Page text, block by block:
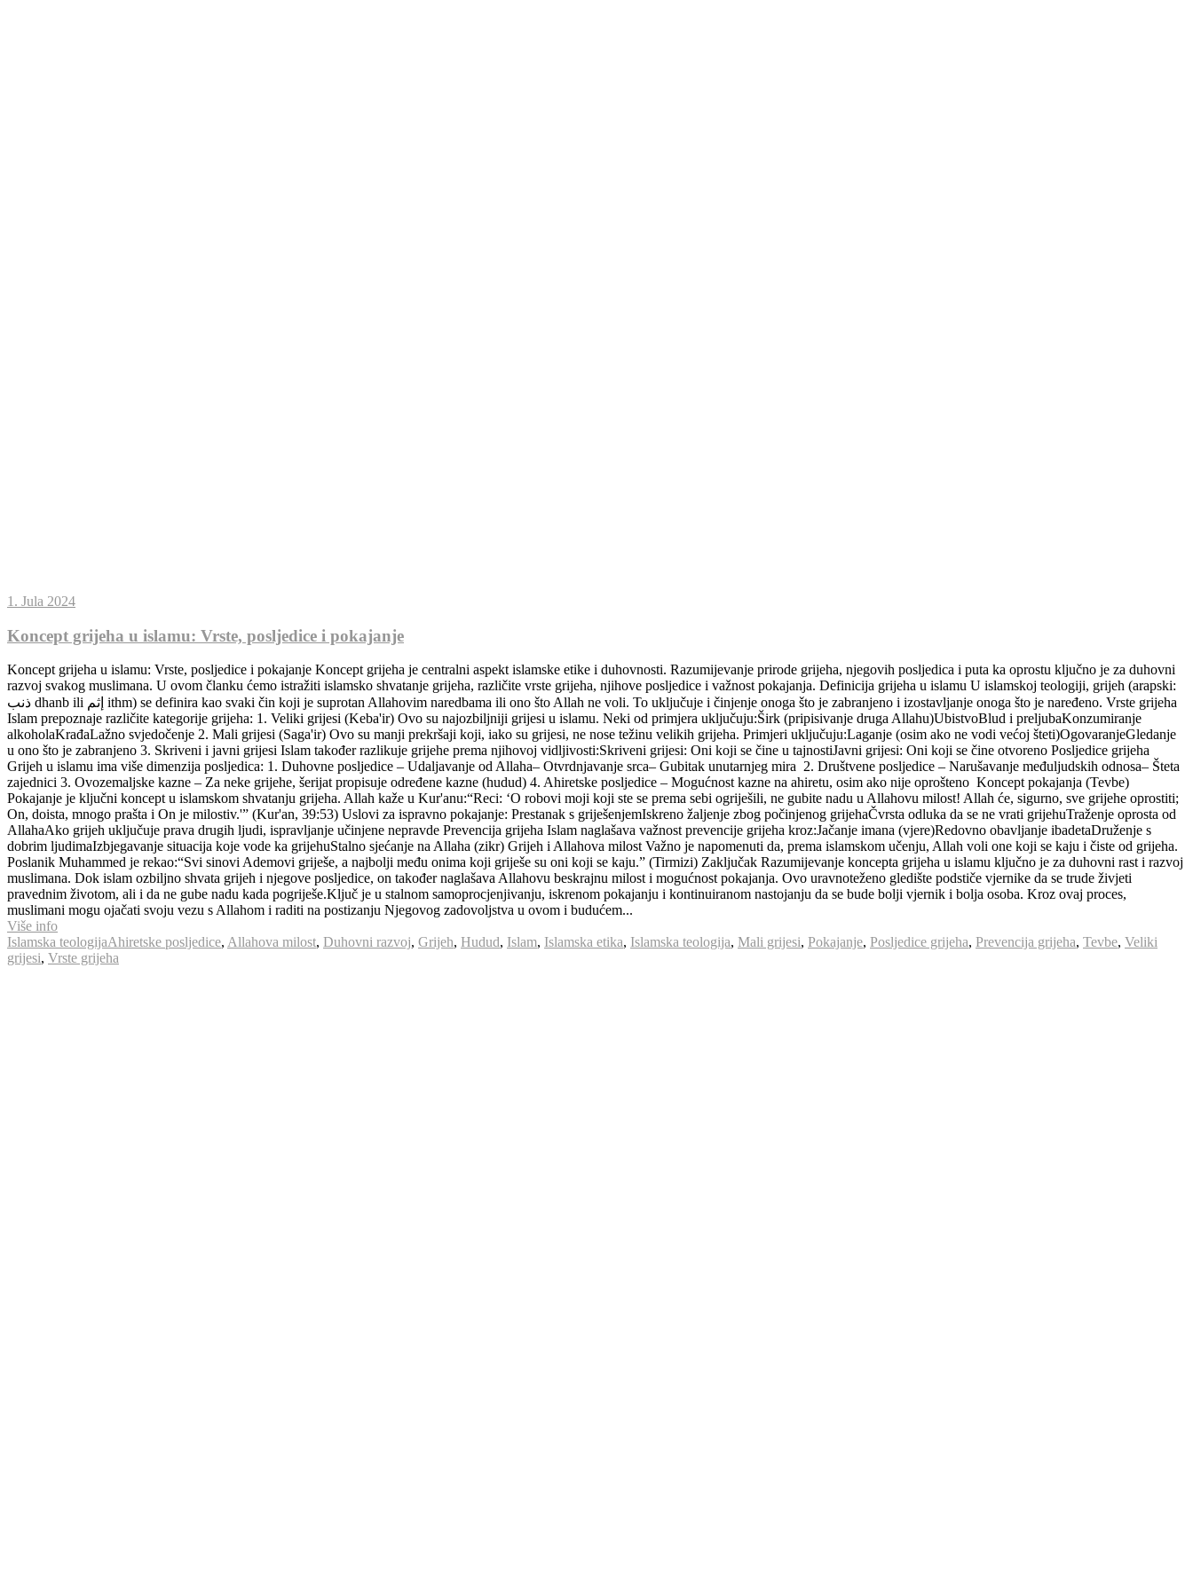
1. Jula 2024
Koncept grijeha u islamu: Vrste, posljedice i pokajanje
Koncept grijeha u islamu: Vrste, posljedice i pokajanje Koncept grijeha je centralni aspekt islamske etike i duhovnosti. Razumijevanje prirode grijeha, njegovih posljedica i puta ka oprostu ključno je za duhovni
razvoj svakog muslimana. U ovom članku ćemo istražiti islamsko shvatanje grijeha, različite vrste grijeha, njihove posljedice i važnost pokajanja. Definicija grijeha u islamu U islamskoj teologiji, grijeh (arapski:
ذنب dhanb ili إثم ithm) se definira kao svaki čin koji je suprotan Allahovim naredbama ili ono što Allah ne voli. To uključuje i činjenje onoga što je zabranjeno i izostavljanje onoga što je naređeno. Vrste grijeha
Islam prepoznaje različite kategorije grijeha: 1. Veliki grijesi (Keba'ir) Ovo su najozbiljniji grijesi u islamu. Neki od primjera uključuju:Širk (pripisivanje druga Allahu)UbistvoBlud i preljubaKonzumiranje
alkoholaKrađaLažno svjedočenje 2. Mali grijesi (Saga'ir) Ovo su manji prekršaji koji, iako su grijesi, ne nose težinu velikih grijeha. Primjeri uključuju:Laganje (osim ako ne vodi većoj šteti)OgovaranjeGledanje
u ono što je zabranjeno 3. Skriveni i javni grijesi Islam također razlikuje grijehe prema njihovoj vidljivosti:Skriveni grijesi: Oni koji se čine u tajnostiJavni grijesi: Oni koji se čine otvoreno Posljedice grijeha
Grijeh u islamu ima više dimenzija posljedica: 1. Duhovne posljedice – Udaljavanje od Allaha– Otvrdnjavanje srca– Gubitak unutarnjeg mira 2. Društvene posljedice – Narušavanje međuljudskih odnosa– Šteta
zajednici 3. Ovozemaljske kazne – Za neke grijehe, šerijat propisuje određene kazne (hudud) 4. Ahiretske posljedice – Mogućnost kazne na ahiretu, osim ako nije oprošteno Koncept pokajanja (Tevbe)
Pokajanje je ključni koncept u islamskom shvatanju grijeha. Allah kaže u Kur'anu:“Reci: ‘O robovi moji koji ste se prema sebi ogriješili, ne gubite nadu u Allahovu milost! Allah će, sigurno, sve grijehe oprostiti;
On, doista, mnogo prašta i On je milostiv.'” (Kur'an, 39:53) Uslovi za ispravno pokajanje: Prestanak s griješenjemIskreno žaljenje zbog počinjenog grijehaČvrsta odluka da se ne vrati grijehuTraženje oprosta od
AllahaAko grijeh uključuje prava drugih ljudi, ispravljanje učinjene nepravde Prevencija grijeha Islam naglašava važnost prevencije grijeha kroz:Jačanje imana (vjere)Redovno obavljanje ibadetaDruženje s
dobrim ljudimaIzbjegavanje situacija koje vode ka grijehuStalno sjećanje na Allaha (zikr) Grijeh i Allahova milost Važno je napomenuti da, prema islamskom učenju, Allah voli one koji se kaju i čiste od grijeha.
Poslanik Muhammed je rekao:“Svi sinovi Ademovi griješe, a najbolji među onima koji griješe su oni koji se kaju.” (Tirmizi) Zaključak Razumijevanje koncepta grijeha u islamu ključno je za duhovni rast i razvoj
muslimana. Dok islam ozbiljno shvata grijeh i njegove posljedice, on također naglašava Allahovu beskrajnu milost i mogućnost pokajanja. Ovo uravnoteženo gledište podstiče vjernike da se trude živjeti
pravednim životom, ali i da ne gube nadu kada pogriješe.Ključ je u stalnom samoprocjenjivanju, iskrenom pokajanju i kontinuiranom nastojanju da se bude bolji vjernik i bolja osoba. Kroz ovaj proces,
muslimani mogu ojačati svoju vezu s Allahom i raditi na postizanju Njegovog zadovoljstva u ovom i budućem...
Više info
Islamska teologijaAhiretske posljedice, Allahova milost, Duhovni razvoj, Grijeh, Hudud, Islam, Islamska etika, Islamska teologija, Mali grijesi, Pokajanje, Posljedice grijeha, Prevencija grijeha, Tevbe, Veliki
grijesi, Vrste grijeha